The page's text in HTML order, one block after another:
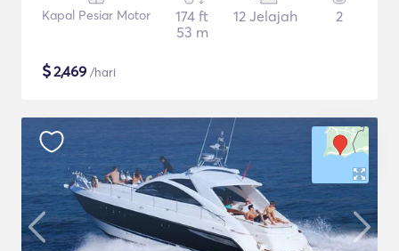
Kapal Pesiar Motor
174 ft
53 m
12 Jelajah 2
$2,469 /hari